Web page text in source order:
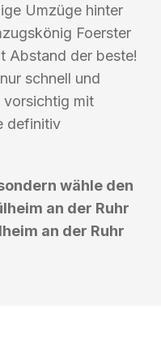
Umzüge hinter
Foerster
Abstand der beste!
schnell und
vorsichtig mit
definitiv
wähle den
an der Ruhr
an der Ruhr